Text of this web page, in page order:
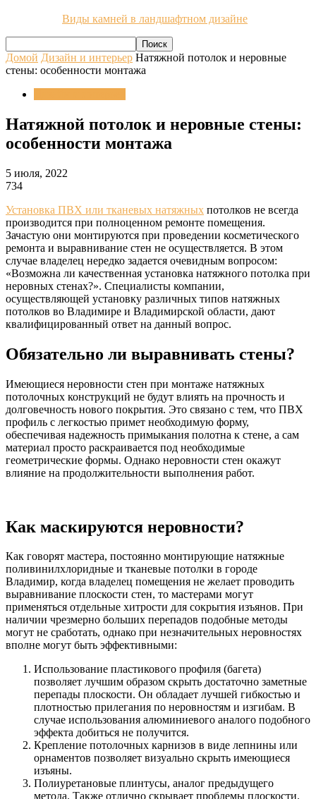
Виды камней в ландшафтном дизайне
Домой Дизайн и интерьер Натяжной потолок и неровные
стены: особенности монтажа
Натяжной потолок и неровные стены:
особенности монтажа
5 июля, 2022
734
Установка ПВХ или тканевых натяжных потолков не всегда
производится при полноценном ремонте помещения.
Зачастую они монтируются при проведении косметического
ремонта и выравнивание стен не осуществляется. В этом
случае владелец нередко задается очевидным вопросом:
«Возможна ли качественная установка натяжного потолка при
неровных стенах?». Специалисты компании,
осуществляющей установку различных типов натяжных
потолков во Владимире и Владимирской области, дают
квалифицированный ответ на данный вопрос.
Обязательно ли выравнивать стены?
Имеющиеся неровности стен при монтаже натяжных
потолочных конструкций не будут влиять на прочность и
долговечность нового покрытия. Это связано с тем, что ПВХ
профиль с легкостью примет необходимую форму,
обеспечивая надежность примыкания полотна к стене, а сам
материал просто раскраивается под необходимые
геометрические формы. Однако неровности стен окажут
влияние на продолжительности выполнения работ.
Как маскируются неровности?
Как говорят мастера, постоянно монтирующие натяжные
поливинилхлоридные и тканевые потолки в городе
Владимир, когда владелец помещения не желает проводить
выравнивание плоскости стен, то мастерами могут
применяться отдельные хитрости для сокрытия изъянов. При
наличии чрезмерно больших перепадов подобные методы
могут не сработать, однако при незначительных неровностях
вполне могут быть эффективными:
Использование пластикового профиля (багета)
позволяет лучшим образом скрыть достаточно заметные
перепады плоскости. Он обладает лучшей гибкостью и
плотностью прилегания по неровностям и изгибам. В
случае использования алюминиевого аналого подобного
эффекта добиться не получится.
Крепление потолочных карнизов в виде лепнины или
орнаментов позволяет визуально скрыть имеющиеся
изъяны.
Полиуретановые плинтусы, аналог предыдущего
метода. Также отлично скрывает проблемы плоскости.